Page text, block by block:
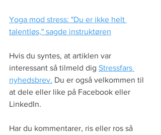
Yoga mod stress: "Du er ikke helt
talentløs," sagde instruktøren
Hvis du syntes, at artiklen var
interessant så tilmeld dig Stressfars
nyhedsbrev. Du er også velkommen til
at dele eller like på Facebook eller
LinkedIn.
Har du kommentarer, ris eller ros så